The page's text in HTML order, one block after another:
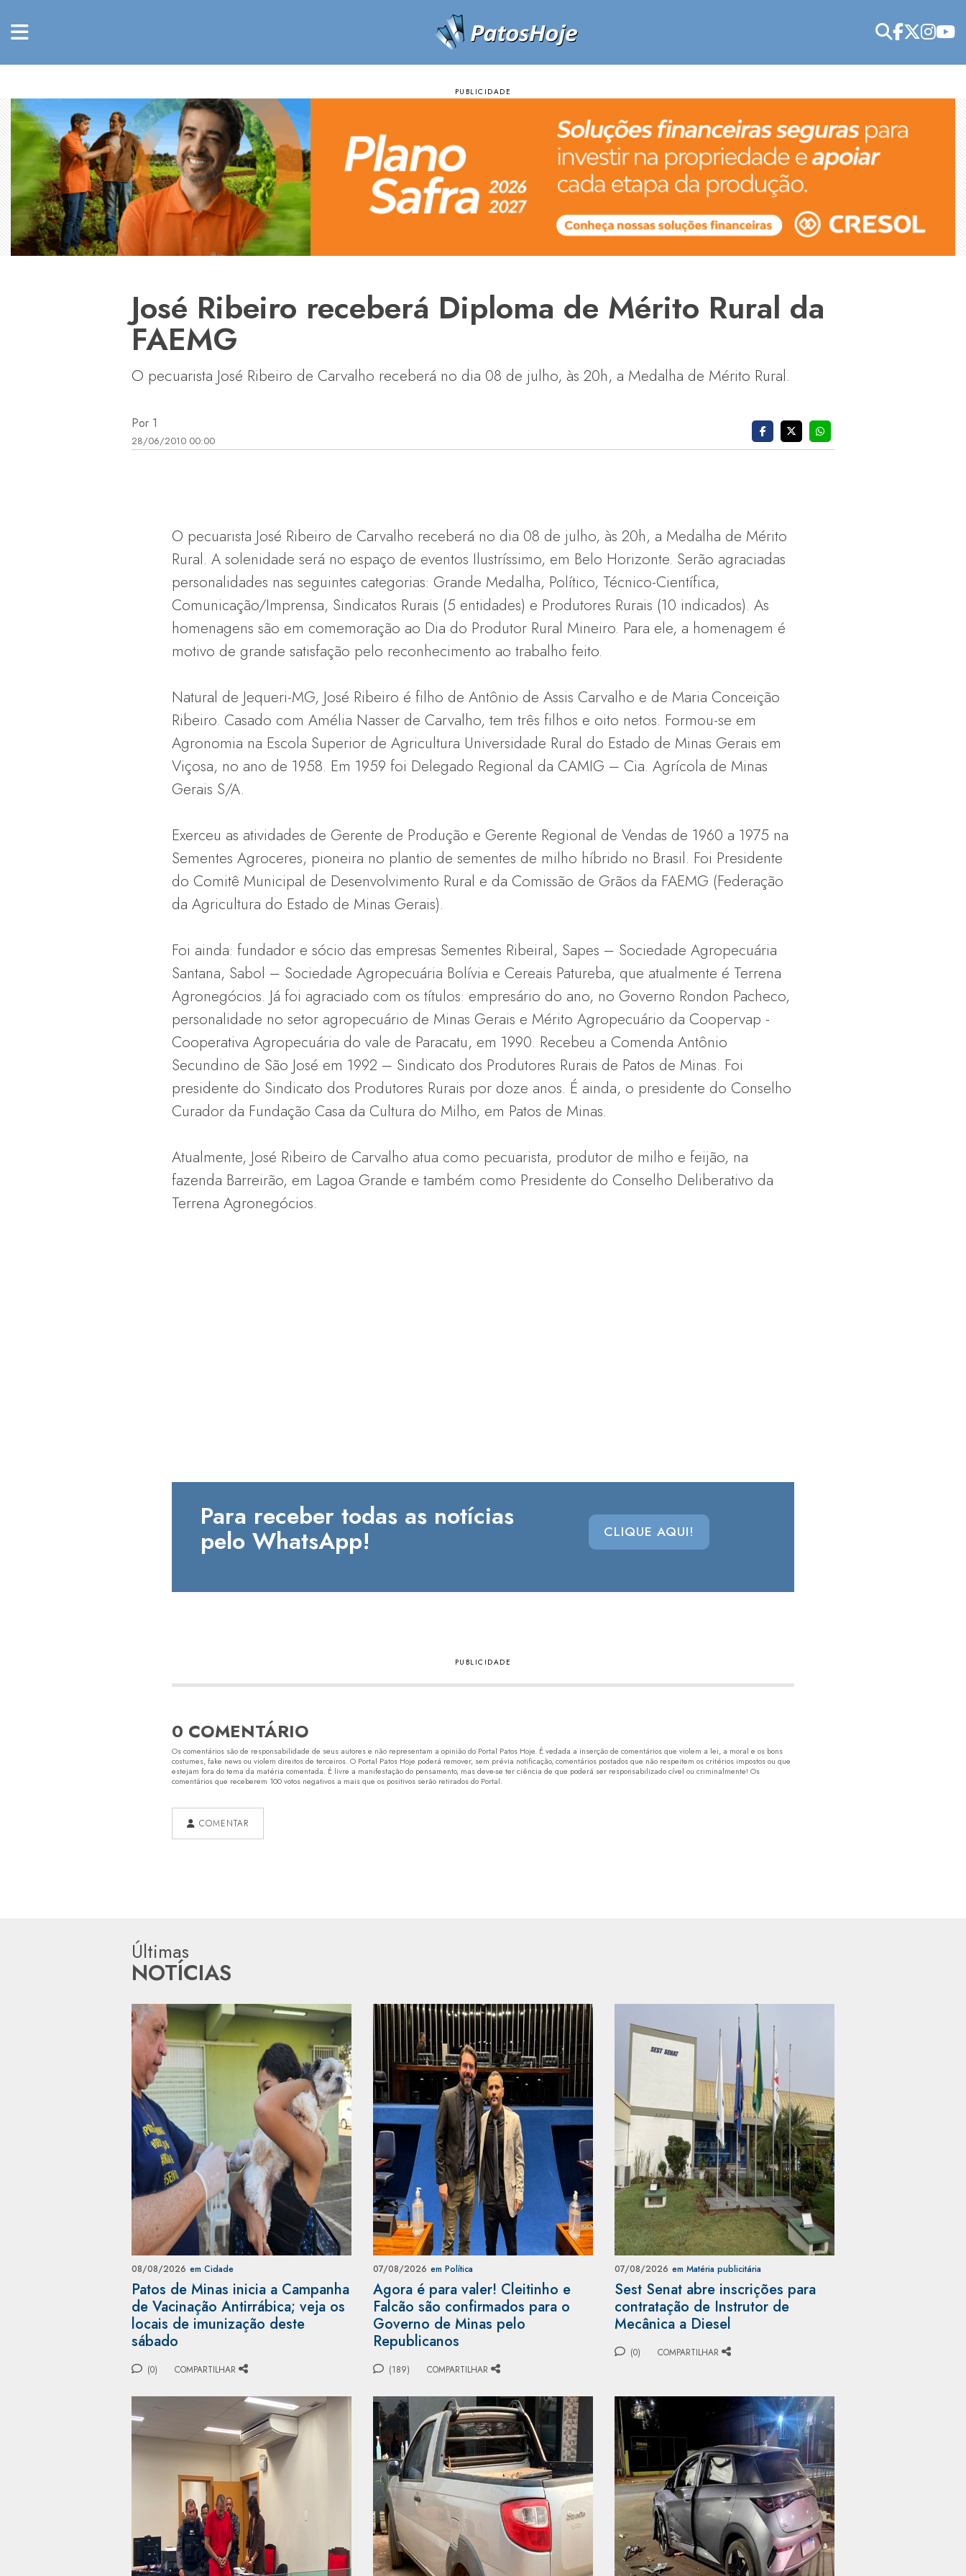
José Ribeiro receberá Diploma de Mérito Rural da
FAEMG
O pecuarista José Ribeiro de Carvalho receberá no dia 08 de julho, às 20h, a Medalha de Mérito Rural.
Por 1
28/06/2010 00:00
O pecuarista José Ribeiro de Carvalho receberá no dia 08 de julho, às 20h, a Medalha de Mérito
Rural. A solenidade será no espaço de eventos Ilustríssimo, em Belo Horizonte. Serão agraciadas
personalidades nas seguintes categorias: Grande Medalha, Político, Técnico-Científica,
Comunicação/Imprensa, Sindicatos Rurais (5 entidades) e Produtores Rurais (10 indicados). As
homenagens são em comemoração ao Dia do Produtor Rural Mineiro. Para ele, a homenagem é
motivo de grande satisfação pelo reconhecimento ao trabalho feito.
Natural de Jequeri-MG, José Ribeiro é filho de Antônio de Assis Carvalho e de Maria Conceição
Ribeiro. Casado com Amélia Nasser de Carvalho, tem três filhos e oito netos. Formou-se em
Agronomia na Escola Superior de Agricultura Universidade Rural do Estado de Minas Gerais em
Viçosa, no ano de 1958. Em 1959 foi Delegado Regional da CAMIG – Cia. Agrícola de Minas
Gerais S/A.
Exerceu as atividades de Gerente de Produção e Gerente Regional de Vendas de 1960 a 1975 na
Sementes Agroceres, pioneira no plantio de sementes de milho híbrido no Brasil. Foi Presidente
do Comitê Municipal de Desenvolvimento Rural e da Comissão de Grãos da FAEMG (Federação
da Agricultura do Estado de Minas Gerais).
Foi ainda: fundador e sócio das empresas Sementes Ribeiral, Sapes – Sociedade Agropecuária
Santana, Sabol – Sociedade Agropecuária Bolívia e Cereais Patureba, que atualmente é Terrena
Agronegócios. Já foi agraciado com os títulos: empresário do ano, no Governo Rondon Pacheco,
personalidade no setor agropecuário de Minas Gerais e Mérito Agropecuário da Coopervap -
Cooperativa Agropecuária do vale de Paracatu, em 1990. Recebeu a Comenda Antônio
Secundino de São José em 1992 – Sindicato dos Produtores Rurais de Patos de Minas. Foi
presidente do Sindicato dos Produtores Rurais por doze anos. É ainda, o presidente do Conselho
Curador da Fundação Casa da Cultura do Milho, em Patos de Minas.
Atualmente, José Ribeiro de Carvalho atua como pecuarista, produtor de milho e feijão, na
fazenda Barreirão, em Lagoa Grande e também como Presidente do Conselho Deliberativo da
Terrena Agronegócios.
Para receber todas as notícias
pelo WhatsApp! CLIQUE AQUI!
0 COMENTÁRIO
Os comentários são de responsabilidade de seus autores e não representam a opinião do Portal Patos Hoje. É vedada a inserção de comentários que violem a lei, a moral e os bons
costumes, fake news ou violem direitos de terceiros. O Portal Patos Hoje poderá remover, sem prévia notificação, comentários postados que não respeitem os critérios impostos ou que
estejam fora do tema da matéria comentada. É livre a manifestação do pensamento, mas deve-se ter ciência de que poderá ser responsabilizado cível ou criminalmente! Os
comentários que receberem 100 votos negativos a mais que os positivos serão retirados do Portal.
COMENTAR
Últimas
NOTÍCIAS
08/08/2026 em Cidade
Patos de Minas inicia a Campanha
de Vacinação Antirrábica; veja os
locais de imunização deste
sábado
(0) COMPARTILHAR
07/08/2026 em Política
Agora é para valer! Cleitinho e
Falcão são confirmados para o
Governo de Minas pelo
Republicanos
(189) COMPARTILHAR
07/08/2026 em Matéria publicitária
Sest Senat abre inscrições para
contratação de Instrutor de
Mecânica a Diesel
(0) COMPARTILHAR